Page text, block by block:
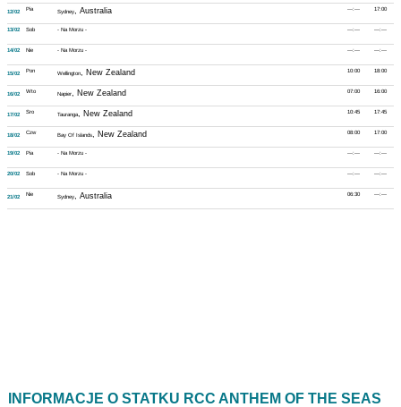
17:00
---:---
12/02 Pia Sydney, Australia
---:---
---:---
13/02 Sob - Na Morzu -
---:---
---:---
14/02 Nie - Na Morzu -
18:00
10:00
15/02 Pon Wellington, New Zealand
16:00
07:00
16/02 Wto Napier, New Zealand
17:45
10:45
17/02 Sro Tauranga, New Zealand
17:00
08:00
18/02 Czw Bay Of Islands, New Zealand
---:---
---:---
19/02 Pia - Na Morzu -
---:---
---:---
20/02 Sob - Na Morzu -
---:---
06:30
21/02 Nie Sydney, Australia
INFORMACJE O STATKU RCC ANTHEM OF THE SEAS